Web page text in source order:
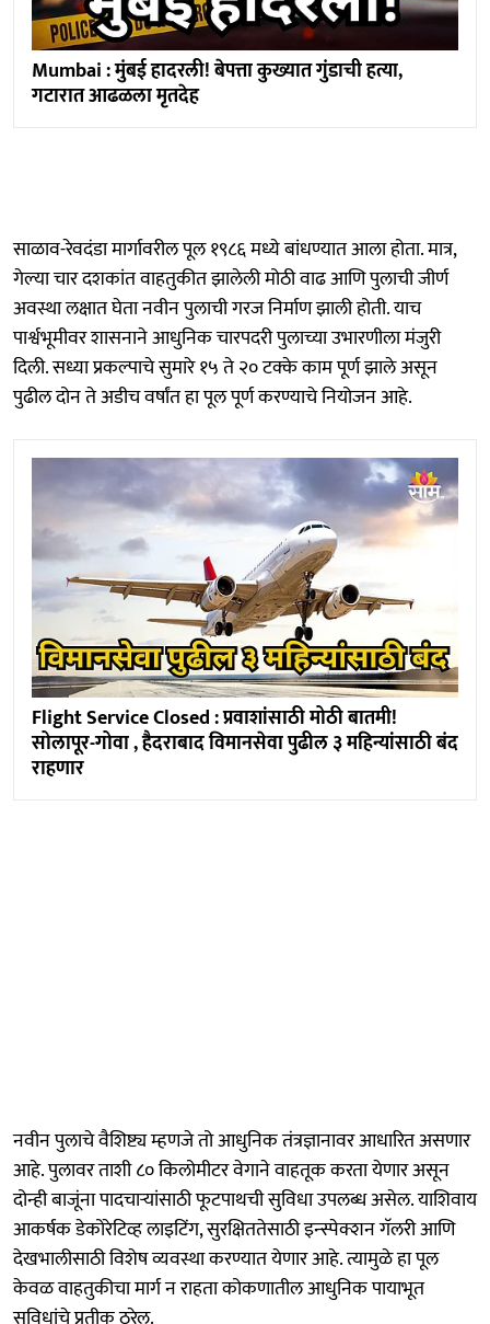
Mumbai : मुंबई हादरली! बेपत्ता कुख्यात गुंडाची हत्या,
गटारात आढळला मृतदेह
साळाव-रेवदंडा मार्गावरील पूल १९८६ मध्ये बांधण्यात आला होता. मात्र,
गेल्या चार दशकांत वाहतुकीत झालेली मोठी वाढ आणि पुलाची जीर्ण
अवस्था लक्षात घेता नवीन पुलाची गरज निर्माण झाली होती. याच
पार्श्वभूमीवर शासनाने आधुनिक चारपदरी पुलाच्या उभारणीला मंजुरी
दिली. सध्या प्रकल्पाचे सुमारे १५ ते २० टक्के काम पूर्ण झाले असून
पुढील दोन ते अडीच वर्षांत हा पूल पूर्ण करण्याचे नियोजन आहे.
Flight Service Closed : प्रवाशांसाठी मोठी बातमी!
सोलापूर-गोवा , हैदराबाद विमानसेवा पुढील ३ महिन्यांसाठी बंद
राहणार
नवीन पुलाचे वैशिष्ट्य म्हणजे तो आधुनिक तंत्रज्ञानावर आधारित असणार
आहे. पुलावर ताशी ८० किलोमीटर वेगाने वाहतूक करता येणार असून
दोन्ही बाजूंना पादचाऱ्यांसाठी फूटपाथची सुविधा उपलब्ध असेल. याशिवाय
आकर्षक डेकोरेटिव्ह लाइटिंग, सुरक्षिततेसाठी इन्स्पेक्शन गॅलरी आणि
देखभालीसाठी विशेष व्यवस्था करण्यात येणार आहे. त्यामुळे हा पूल
केवळ वाहतुकीचा मार्ग न राहता कोकणातील आधुनिक पायाभूत